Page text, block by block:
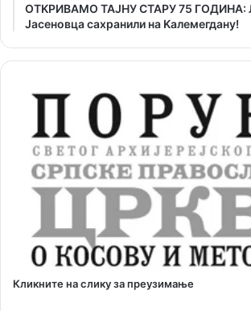
ОТKРИВАМО ТАЈНУ СТАРУ 75 ГОДИНА:
Јасеновца сахранили на Kалемегдану!
Кликните на слику за преузимање